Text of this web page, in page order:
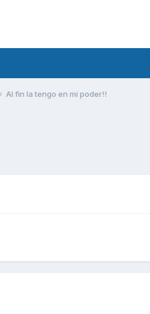
Al fin la tengo en mi poder!!